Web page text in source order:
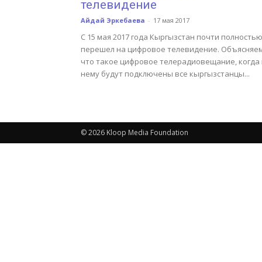
телевидение
Айдай Эркебаева - 17 мая 2017
С 15 мая 2017 года Кыргызстан почти полностью
перешел на цифровое телевидение.
что такое цифровое телерадиовещание, когда
нему будут подключены все кыргызстанцы...
© 2026 Kloop Media Foundation